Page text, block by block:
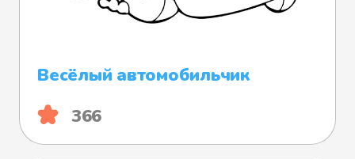
Весёлый автомобильчик
366